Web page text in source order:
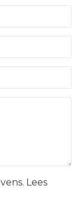
Lees